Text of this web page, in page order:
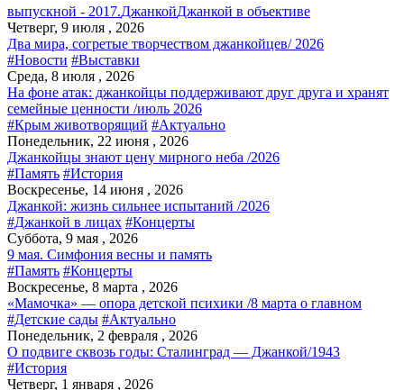
выпускной - 2017.ДжанкойДжанкой в объективе
Четверг, 9 июля , 2026
Два мира, согретые творчеством джанкойцев/ 2026
#Новости #Выставки
Среда, 8 июля , 2026
На фоне атак: джанкойцы поддерживают друг друга и хранят
семейные ценности /июль 2026
#Крым животворящий #Актуально
Понедельник, 22 июня , 2026
Джанкойцы знают цену мирного неба /2026
#Память #История
Воскресенье, 14 июня , 2026
Джанкой: жизнь сильнее испытаний /2026
#Джанкой в лицах #Концерты
Суббота, 9 мая , 2026
9 мая. Симфония весны и память
#Память #Концерты
Воскресенье, 8 марта , 2026
«Мамочка» — опора детской психики /8 марта о главном
#Детские сады #Актуально
Понедельник, 2 февраля , 2026
О подвиге сквозь годы: Сталинград — Джанкой/1943
#История
Четверг, 1 января , 2026